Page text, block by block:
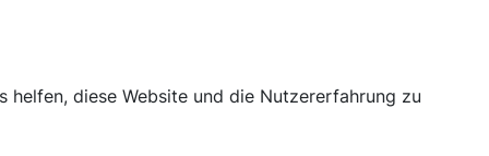
helfen, diese Website und die Nutzererfahrung zu